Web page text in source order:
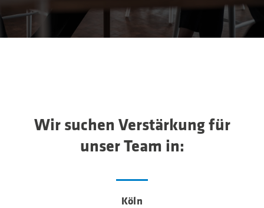
Wir suchen Verstärkung für
unser Team in:
Köln